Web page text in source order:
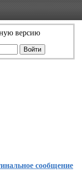
версию
сообщение